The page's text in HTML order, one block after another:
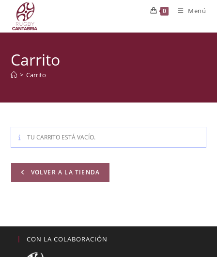
contenido
0 Menú
Carrito
> Carrito
TU CARRITO ESTÁ VACÍO.
VOLVER A LA TIENDA
CON LA COLABORACIÓN